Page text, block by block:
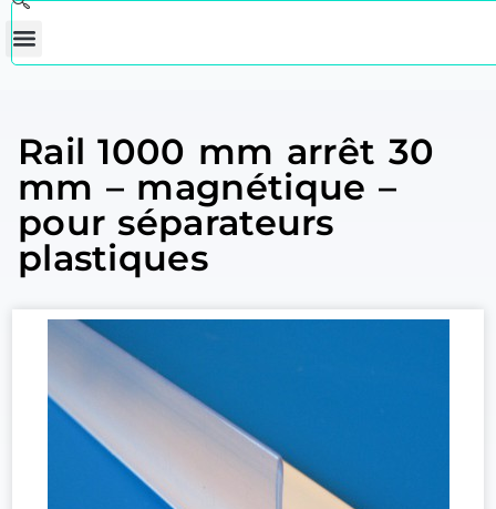
Rail 1000 mm arrêt 30
mm – magnétique –
pour séparateurs
plastiques